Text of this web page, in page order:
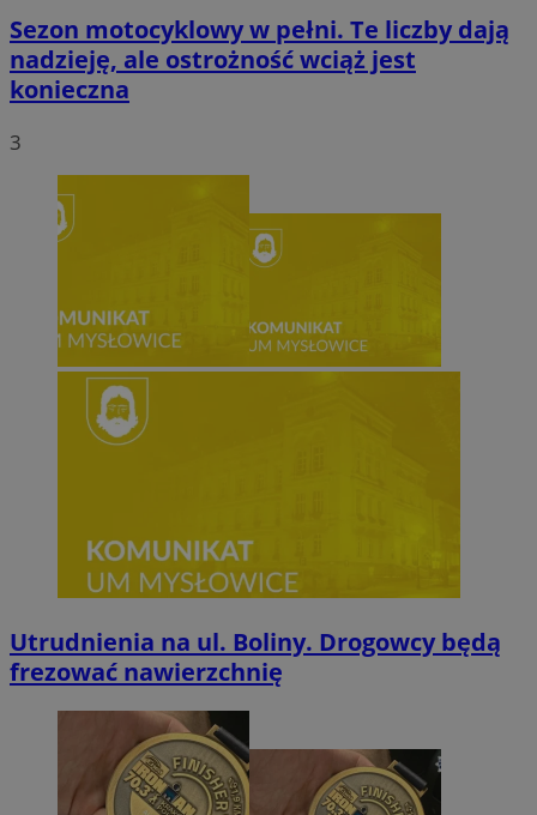
Sezon motocyklowy w pełni. Te liczby dają
nadzieję, ale ostrożność wciąż jest
konieczna
3
Utrudnienia na ul. Boliny. Drogowcy będą
frezować nawierzchnię